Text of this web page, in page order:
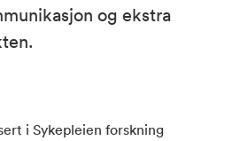
og ekstra
i Sykepleien forskning